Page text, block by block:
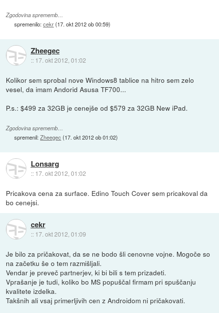
Zgodovina sprememb…
spremenilo:cekr(17. okt 2012 ob 00:59)
Zheegec
:: 17. okt 2012, 01:02
Kolikor sem sprobal nove Windows8 tablice na hitro sem zelo
vesel, da imam Andorid Asusa TF700...
P.s.: $499 za 32GB je cenejše od $579 za 32GB New iPad.
Zgodovina sprememb…
spremenil:Zheegec (17. okt 2012 ob 01:02)
Lonsarg
:: 17. okt 2012, 01:02
Pricakova cena za surface. Edino Touch Cover sem pricakoval da
bo cenejsi.
cekr
:: 17. okt 2012, 01:09
Je bilo za pričakovat, da se ne bodo šli cenovne vojne. Mogoče so
na začetku še o tem razmišljali.
Vendar je preveč partnerjev, ki bi bili s tem prizadeti.
Vprašanje je tudi, koliko bo MS popuščal firmam pri spuščanju
kvalitete izdelka.
Takšnih ali vsaj primerljivih cen z Androidom ni pričakovati.